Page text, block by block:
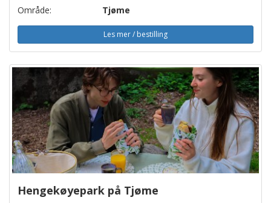
Område:
Tjøme
Les mer / bestilling
Hengekøyepark på Tjøme